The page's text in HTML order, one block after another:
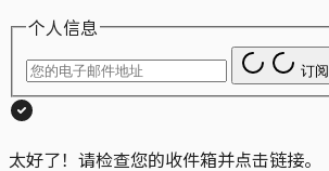
个人信息
订阅
太好了！请检查您的收件箱并点击链接。